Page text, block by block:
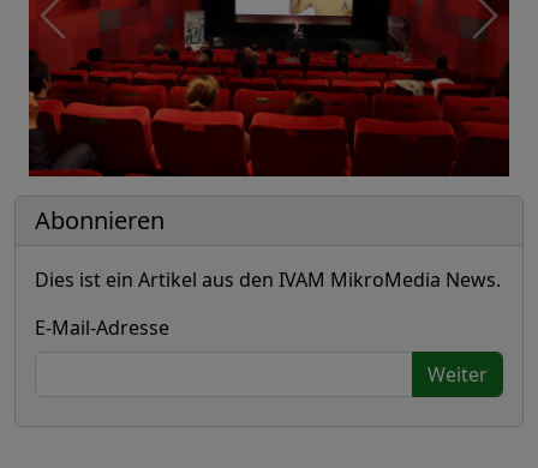
Abonnieren
Dies ist ein Artikel aus den IVAM MikroMedia News.
E-Mail-Adresse
Weiter